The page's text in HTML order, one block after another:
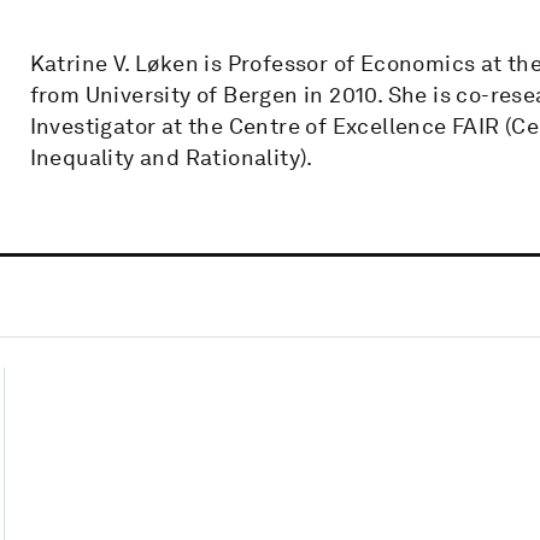
Katrine V. Løken is Professor of Economics at
from University of Bergen in 2010. She is co-
Investigator at the Centre of Excellence FAIR
Inequality and Rationality).